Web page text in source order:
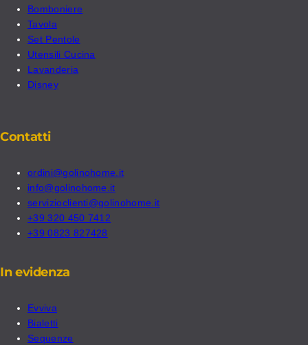
Bomboniere
Tavola
Set Pentole
Utensili Cucina
Lavanderia
Disney
Contatti
ordini@golinohome.it
info@golinohome.it
servizioclienti@golinohome.it
+39 320 450 7412
+39 0823 827428
In evidenza
Evviva
Bialetti
Sequenze